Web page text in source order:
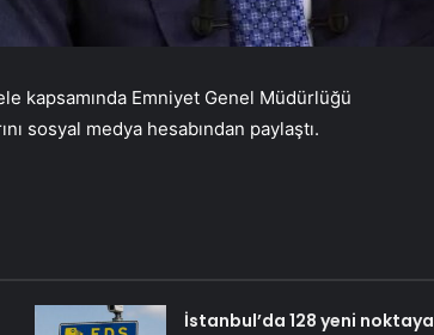
kapsamında Emniyet Genel Müdürlüğü
sosyal medya hesabından paylaştı.
İstanbul’da 128 yeni noktaya